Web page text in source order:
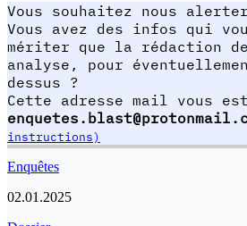
Vous souhaitez nous
Vous avez des infos qui
mériter que la rédaction
analyse, pour
dessus ?
Cette adresse mail vous
instructions)
Enquêtes
02.01.2025